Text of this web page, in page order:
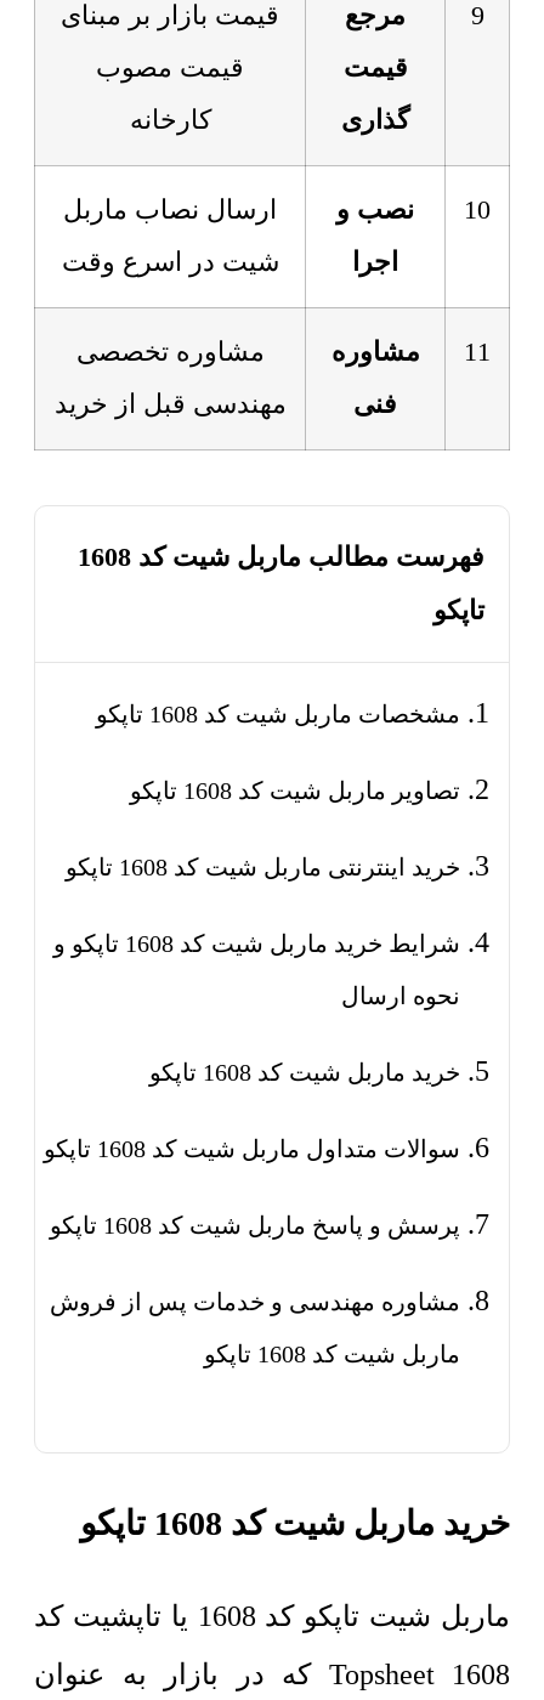
9
مرجع
قیمت
گذاری
قیمت بازار بر مبنای
قیمت مصوب
کارخانه
10
نصب و
اجرا
ارسال نصاب ماربل
شیت در اسرع وقت
11
مشاوره
فنی
مشاوره تخصصی
مهندسی قبل از خرید
فهرست مطالب ماربل شیت کد 1608
تاپکو
مشخصات ماربل شیت کد 1608 تاپکو
تصاویر ماربل شیت کد 1608 تاپکو
خرید اینترنتی ماربل شیت کد 1608 تاپکو
شرایط خرید ماربل شیت کد 1608 تاپکو و
نحوه ارسال
خرید ماربل شیت کد 1608 تاپکو
سوالات متداول ماربل شیت کد 1608 تاپکو
پرسش و پاسخ ماربل شیت کد 1608 تاپکو
مشاوره مهندسی و خدمات پس از فروش
ماربل شیت کد 1608 تاپکو
خرید ماربل شیت کد 1608 تاپکو
ماربل شیت تاپکو کد 1608 یا تاپشیت کد
1608 Topsheet که در بازار به عنوان